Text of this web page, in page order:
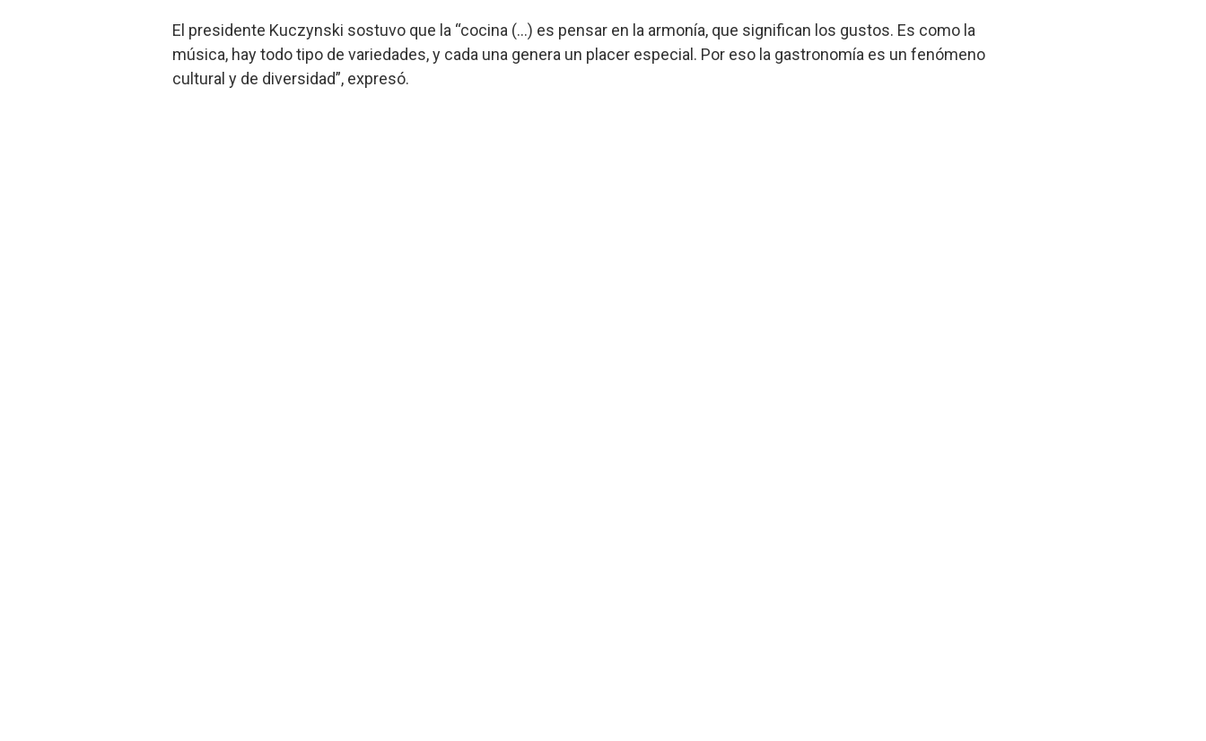
El presidente Kuczynski sostuvo que la “cocina (…) es pensar en la armonía, que significan los gustos. Es como la
música, hay todo tipo de variedades, y cada una genera un placer especial. Por eso la gastronomía es un fenómeno
cultural y de diversidad”, expresó.